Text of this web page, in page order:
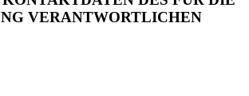
VERANTWORTLICHEN